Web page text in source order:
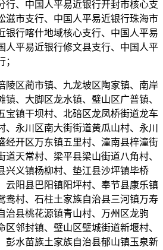
行、中国人平易近银行开封市核心支
滋市支行、中国人平易近银行珠海市
银行喀什地域核心支行、中国人平易
人平易近银行修文县支行、中国人平
区蔺市镇、九龙坡区陶家镇、南岸
镇、大脚区龙水镇、璧山区广普镇、
宝镇干坝村、北碚区龙凤桥街道龙车
、永川区南大街街道黄瓜山村、永川
经开区万东镇五里村、潼南县梓潼街
天常村、梁平县梁山街道八角村、
兴义镇杨柳村、垫江县沙坪镇毕桥
云阳县巴阳镇阳坪村、奉节县康乐镇
鸯村、石柱土家族自治县三河镇万寿
治县桃花源镇青山村、万州区龙驹
邻封镇、璧山区璧城街道新堰村、
彭水苗族土家族自治县郁山镇玉泉新